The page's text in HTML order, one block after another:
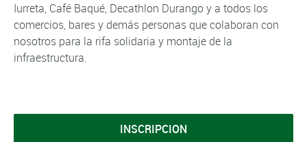
Iurreta, Café Baqué, Decathlon Durango y a todos los
comercios, bares y demás personas que colaboran con
nosotros para la rifa solidaria y montaje de la
infraestructura.
INSCRIPCION